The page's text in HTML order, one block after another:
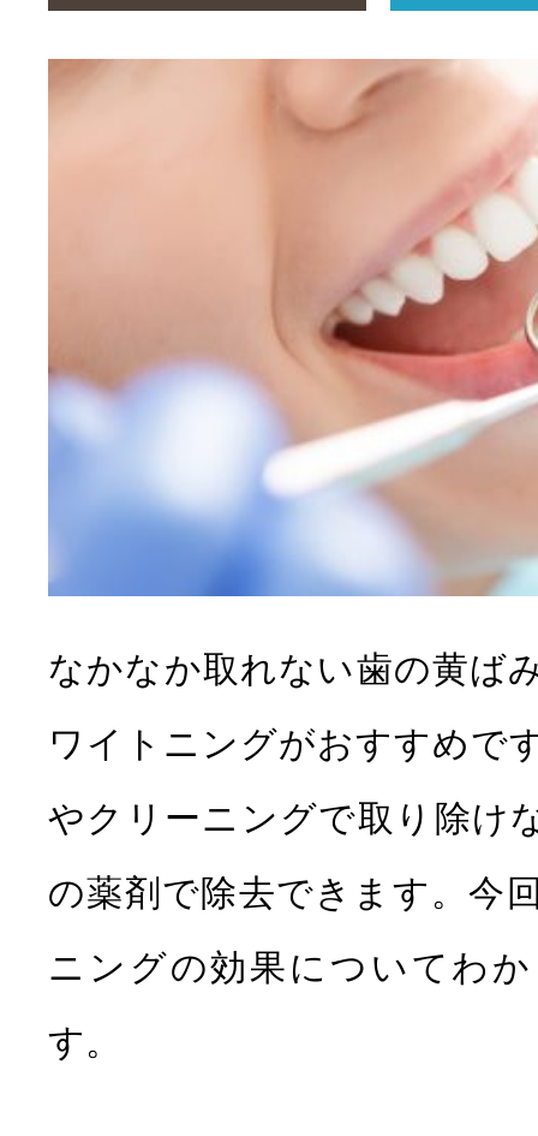
診療メ
むし歯治療 根管治療
治療
ホワイトニ
料金表
なかなか取れない歯の黄ば
ワイトニングがおすすめで
やクリーニングで取り除け
の薬剤で除去できます。今
ニングの効果についてわ
す。